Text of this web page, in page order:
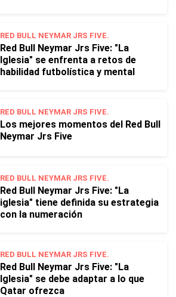
RED BULL NEYMAR JRS FIVE.
Red Bull Neymar Jrs Five: "La
Iglesia" se enfrenta a retos de
habilidad futbolística y mental
RED BULL NEYMAR JRS FIVE.
Los mejores momentos del Red Bull
Neymar Jrs Five
RED BULL NEYMAR JRS FIVE.
Red Bull Neymar Jrs Five: "La
iglesia" tiene definida su estrategia
con la numeración
RED BULL NEYMAR JRS FIVE.
Red Bull Neymar Jrs Five: "La
Iglesia" se debe adaptar a lo que
Qatar ofrezca